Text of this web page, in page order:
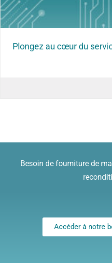
Plongez au cœur du
Besoin de fourniture de
Accéder à notre